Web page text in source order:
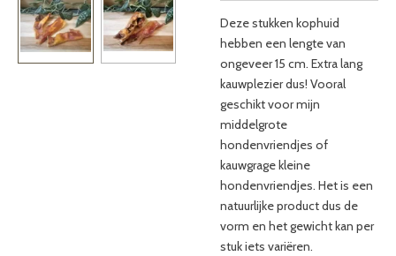
Deze stukken kophuid
hebben een lengte van
ongeveer 15 cm. Extra lang
kauwplezier dus! Vooral
geschikt voor mijn
middelgrote
hondenvriendjes of
kauwgrage kleine
hondenvriendjes. Het is een
natuurlijke product dus de
vorm en het gewicht kan per
stuk iets variëren.